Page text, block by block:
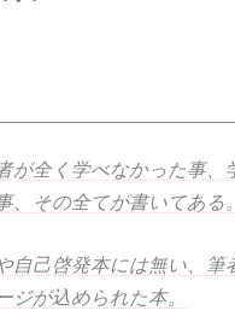
が全く学べなかった事、
、その全てが書いてある。
自己啓発本には無い、筆
ジが込められた本。